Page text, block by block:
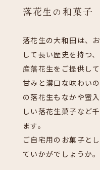
落花生の和菓子
落花生の大和田は、
して長い歴史を持つ
産落花生をご提供して
甘みと濃口な味わい
の落花生もなかや蜜
しい落花生菓子など
ます。
ご自宅用のお菓子と
ていかがでしょうか。